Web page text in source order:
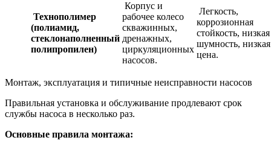
Технополимер
(полиамид,
стеклонаполненный
полипропилен)
Корпус и
рабочее колесо
скважинных,
дренажных,
циркуляционных
насосов.
Легкость,
коррозионная
стойкость, низкая
шумность, низкая
цена.
Монтаж, эксплуатация и типичные неисправности насосов
Правильная установка и обслуживание продлевают срок
службы насоса в несколько раз.
Основные правила монтажа: